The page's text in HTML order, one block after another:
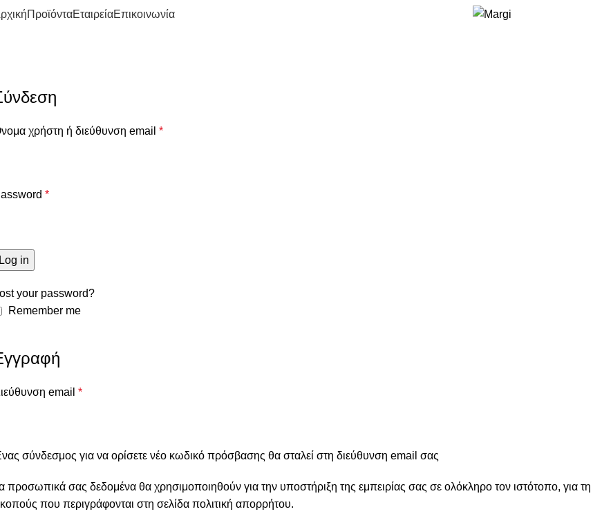
ΠροϊόνταΕταιρείαΕπικοινωνία
χρήστη ή διεύθυνση email *
*
in
your password?
Remember me
email *
σύνδεσμος για να ορίσετε νέο κωδικό πρόσβασης θα σταλεί στη διεύθυνση email σας
προσωπικά σας δεδομένα θα χρησιμοποιηθούν για την υποστήριξη της εμπειρίας σας σε ολόκληρο τον ιστότοπο, για
που περιγράφονται στη σελίδα πολιτική απορρήτου.